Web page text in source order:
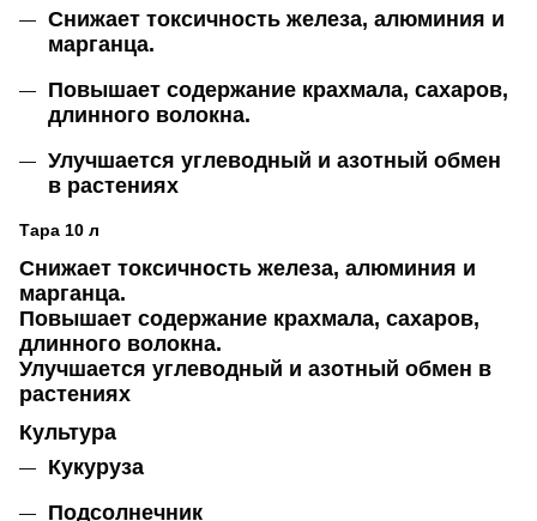
Снижает токсичность железа, алюминия и
марганца.
Повышает содержание крахмала, сахаров,
длинного волокна.
Улучшается углеводный и азотный обмен
в растениях
Тара 10 л
Снижает токсичность железа, алюминия и
марганца.
Повышает содержание крахмала, сахаров,
длинного волокна.
Улучшается углеводный и азотный обмен в
растениях
Культура
Кукуруза
Подсолнечник